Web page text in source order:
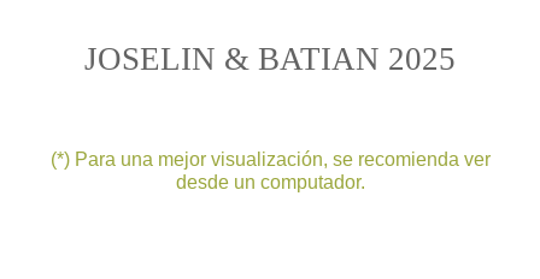
JOSELIN & BATIAN 2025
(*) Para una mejor visualización, se recomienda ver
desde un computador.